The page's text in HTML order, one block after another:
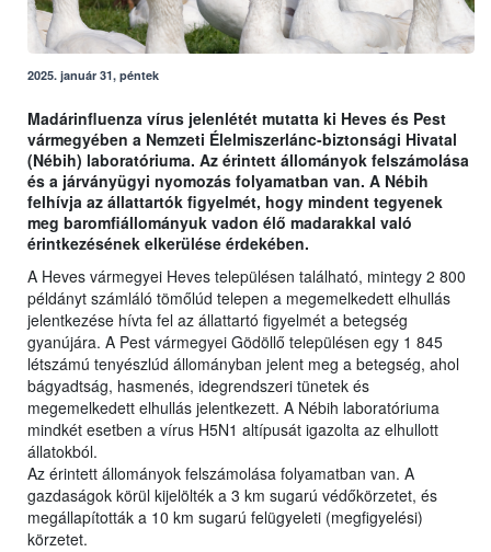
2025. január 31, péntek
Madárinfluenza vírus jelenlétét mutatta ki Heves és Pest
vármegyében a Nemzeti Élelmiszerlánc-biztonsági Hivatal
(Nébih) laboratóriuma. Az érintett állományok felszámolása
és a járványügyi nyomozás folyamatban van. A Nébih
felhívja az állattartók figyelmét, hogy mindent tegyenek
meg baromfiállományuk vadon élő madarakkal való
érintkezésének elkerülése érdekében.
A Heves vármegyei Heves településen található, mintegy 2 800
példányt számláló tömőlúd telepen a megemelkedett elhullás
jelentkezése hívta fel az állattartó figyelmét a betegség
gyanújára. A Pest vármegyei Gödöllő településen egy 1 845
létszámú tenyészlúd állományban jelent meg a betegség, ahol
bágyadtság, hasmenés, idegrendszeri tünetek és
megemelkedett elhullás jelentkezett. A Nébih laboratóriuma
mindkét esetben a vírus H5N1 altípusát igazolta az elhullott
állatokból.
Az érintett állományok felszámolása folyamatban van. A
gazdaságok körül kijelölték a 3 km sugarú védőkörzetet, és
megállapították a 10 km sugarú felügyeleti (megfigyelési)
körzetet.